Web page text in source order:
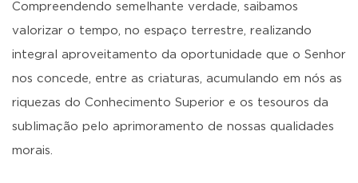
Compreendendo semelhante verdade, saibamos
valorizar o tempo, no espaço terrestre, realizando
integral aproveitamento da oportunidade que o Senhor
nos concede, entre as criaturas, acumulando em nós as
riquezas do Conhecimento Superior e os tesouros da
sublimação pelo aprimoramento de nossas qualidades
morais.